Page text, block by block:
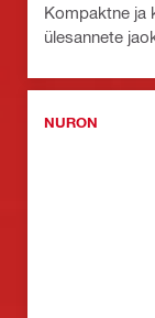
Kompaktne ja
ülesannete
NURON